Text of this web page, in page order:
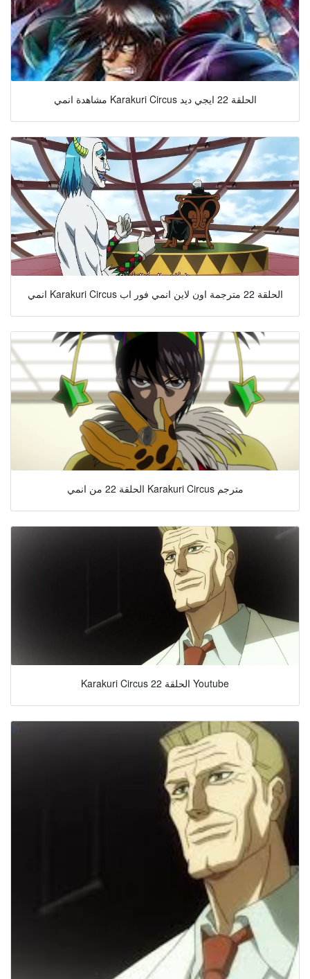
مشاهدة انمي Karakuri Circus الحلقة 22 ايجي ديد
انمي Karakuri Circus الحلقة 22 مترجمة اون لاين انمي فور اب
الحلقة 22 من انمي Karakuri Circus مترجم
Karakuri Circus الحلقة 22 Youtube